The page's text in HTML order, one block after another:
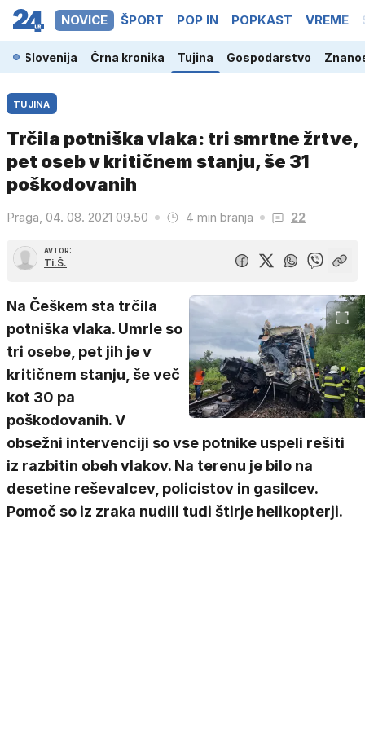
NOVICE ŠPORT POP IN POPKAST VREME
Slovenija Črna kronika Tujina Gospodarstvo
TUJINA
Trčila potniška vlaka: tri smrtne žrtve,
pet oseb v kritičnem stanju, še 31
poškodovanih
Praga, 04. 08. 2021 09.50 4 min branja 22
AVTOR:
Ti.Š.
Na Češkem sta trčila
potniška vlaka. Umrle so
tri osebe, pet jih je v
kritičnem stanju, še več
kot 30 pa
poškodovanih. V
obsežni intervenciji so vse potnike uspeli rešiti
iz razbitin obeh vlakov. Na terenu je bilo na
desetine reševalcev, policistov in gasilcev.
Pomoč so iz zraka nudili tudi štirje helikopterji.